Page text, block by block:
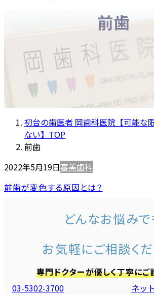
前歯
初台の歯医者 岡歯科医院【可能な
ない】TOP
前歯
2022年5月19日審美歯科
前歯が変色する原因とは？
どんなお悩みで
お気軽にご相談くだ
専門ドクターが優しく丁寧にご
03-5302-3700
ネッ